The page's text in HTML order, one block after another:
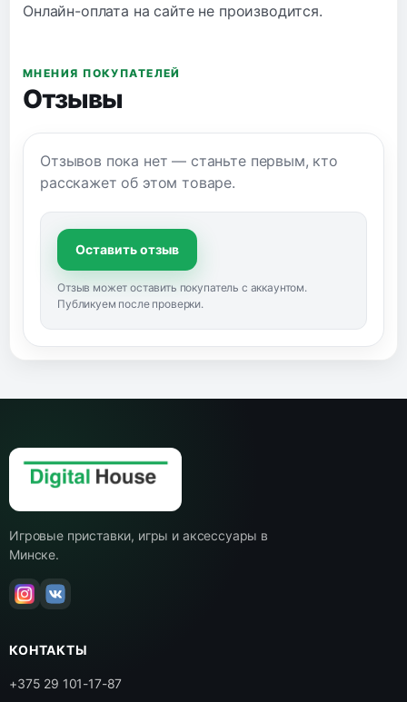
Онлайн-оплата на сайте не производится.
МНЕНИЯ ПОКУПАТЕЛЕЙ
Отзывы
Отзывов пока нет — станьте первым, кто
расскажет об этом товаре.
Оставить отзыв
Отзыв может оставить покупатель с аккаунтом.
Публикуем после проверки.
Игровые приставки, игры и аксессуары в
Минске.
КОНТАКТЫ
+375 29 101-17-87